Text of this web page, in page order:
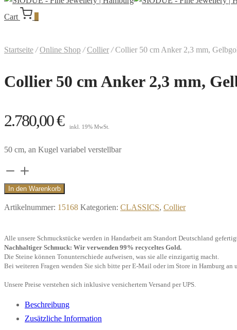
Cart
Startseite / Online Shop / Collier /Collier 50 cm Anker 2,3 mm,
Collier 50 cm Anker 2,3 mm,
2.780,00€ inkl. 19% MwSt.
50 cm, an Kugel variabel verstellbar
Collier
50
Anker
mm,
Gelbgold"
Menge
In den Warenkorb
Artikelnummer: 15168 Kategorien: CLASSICS, Collier
Alle unsere Schmuckstücke werden in Handarbeit am Standort Deutschland
Nachhaltiger Schmuck: Wir verwenden 99% recyceltes Gold.
Die Steine können Tonunterschiede aufweisen, was sie alle einzigartig macht.
Bei weiteren Fragen wenden Sie sich bitte per E-Mail oder im Store in Hamburg an
Unsere Preise verstehen sich inklusive versichertem Versand per UPS.
Beschreibung
Zusätzliche Information